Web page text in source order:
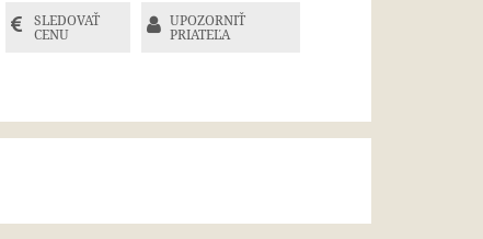
SLEDOVAŤ
CENU
UPOZORNIŤ
PRIATEĽA